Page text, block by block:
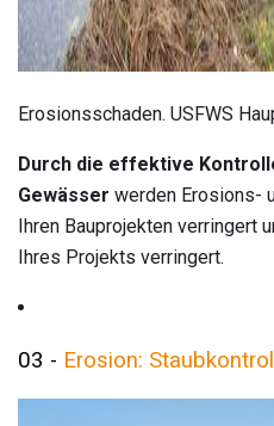
Erosionsschaden. USFWS
Durch die effektive
Gewässer werden Erosions-
Ihren Bauprojekten verringert
Ihres Projekts verringert.
03 - Erosion: